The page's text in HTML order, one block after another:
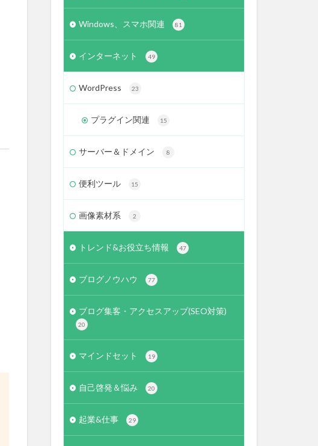
Windows、スマホ関連 81
インターネット 49
WordPress 23
プラグイン関連 15
サーバー＆ドメイン 8
便利ツール 15
画像素材系 2
トレンド&お役立ち情報 47
ブログノウハウ 77
ブログ集客・アクセスアップ(SEO対策)
20
マインドセット 19
自己啓発＆悩み 20
起業&仕事 29